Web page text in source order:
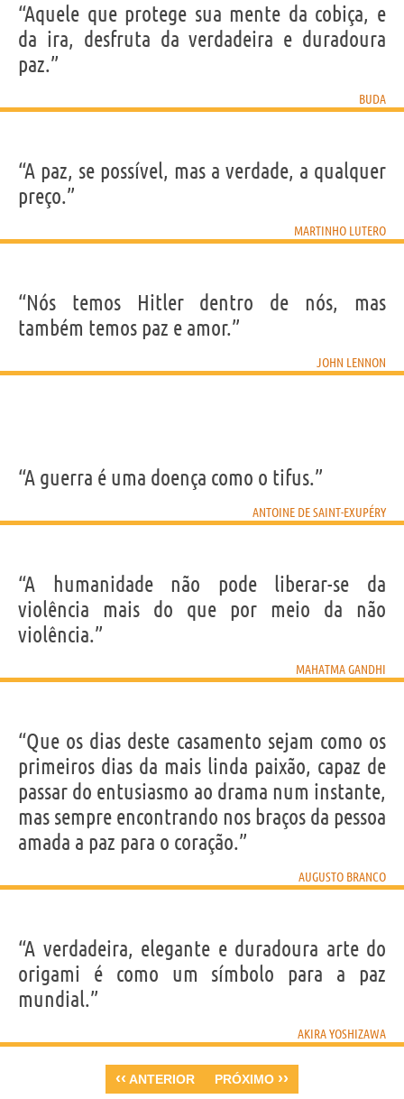
“Aquele que protege sua mente da cobiça, e
da ira, desfruta da verdadeira e duradoura
paz.”
BUDA
“A paz, se possível, mas a verdade, a qualquer
preço.”
MARTINHO LUTERO
“Nós temos Hitler dentro de nós, mas
também temos paz e amor.”
JOHN LENNON
“A guerra é uma doença como o tifus.”
ANTOINE DE SAINT-EXUPÉRY
“A humanidade não pode liberar-se da
violência mais do que por meio da não
violência.”
MAHATMA GANDHI
“Que os dias deste casamento sejam como os
primeiros dias da mais linda paixão, capaz de
passar do entusiasmo ao drama num instante,
mas sempre encontrando nos braços da pessoa
amada a paz para o coração.”
AUGUSTO BRANCO
“A verdadeira, elegante e duradoura arte do
origami é como um símbolo para a paz
mundial.”
AKIRA YOSHIZAWA
‹‹ ANTERIOR PRÓXIMO ››